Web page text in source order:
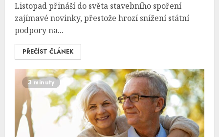
Listopad přináší do světa stavebního spoření
zajímavé novinky, přestože hrozí snížení státní
podpory na...
PŘEČÍST ČLÁNEK
3 minuty